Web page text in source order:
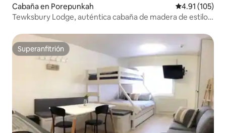
Cabaña en Porepunkah Calificación
4.91 (105)
Tewksbury Lodge, auténtica cabaña de madera de estilo
Superanfitrión
Superanfitrión